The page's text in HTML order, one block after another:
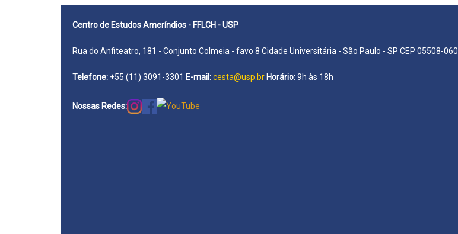
Centro de Estudos Ameríndios - FFLCH - USP
Rua do Anfiteatro, 181 - Conjunto Colmeia - favo 8 Cidade Universitária - São Paulo - SP CEP 05508-060
Telefone: +55 (11) 3091-3301 E-mail:cesta@usp.br Horário:9h às 18h
Nossas Redes: